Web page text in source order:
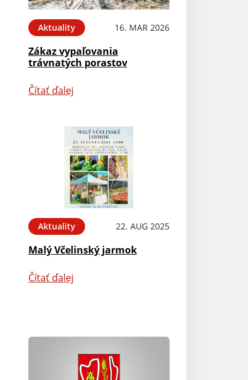
Aktuality 16. MAR 2026
Zákaz vypaľovania
trávnatých porastov
Čítať ďalej
Aktuality 22. AUG 2025
Malý Včelinský jarmok
Čítať ďalej